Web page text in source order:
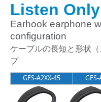
Listen Only
Earhook earphone
configuration
ケーブルの長短と形状
プ
GES-A2XX-45 GES-